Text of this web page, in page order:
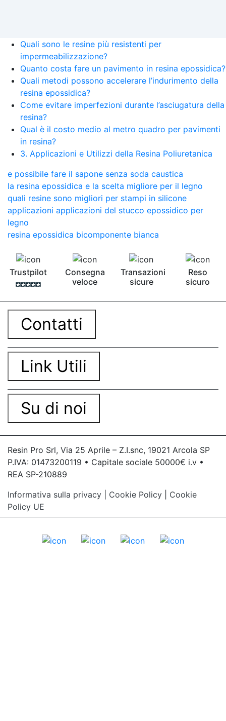
Quali sono le resine più resistenti per
impermeabilizzazione?
Quanto costa fare un pavimento in resina epossidica?
Quali metodi possono accelerare l’indurimento della
resina epossidica?
Come evitare imperfezioni durante l’asciugatura della
resina?
Qual è il costo medio al metro quadro per pavimenti
in resina?
3. Applicazioni e Utilizzi della Resina Poliuretanica
e possibile fare il sapone senza soda caustica
la resina epossidica e la scelta migliore per il legno
quali resine sono migliori per stampi in silicone
applicazioni applicazioni del stucco epossidico per
legno
resina epossidica bicomponente bianca
Trustpilot
Consegna
veloce
Transazioni
sicure
Reso
sicuro
Contatti
Link Utili
Su di noi
Resin Pro Srl, Via 25 Aprile – Z.I.snc, 19021 Arcola SP
P.IVA: 01473200119 • Capitale sociale 50000€ i.v •
REA SP-210889
Informativa sulla privacy
Cookie Policy
Cookie
Policy UE